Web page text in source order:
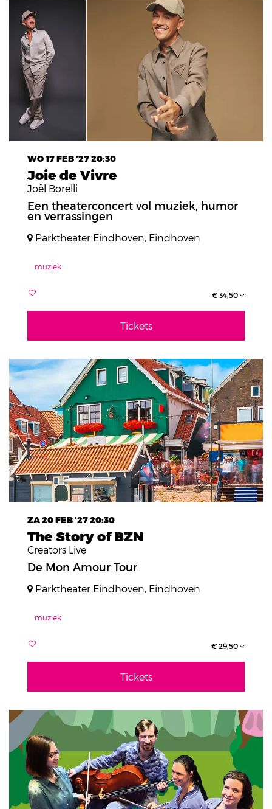
Joie de Vivre
Joël Borelli
WO 17 FEB ’2720:30
Een theaterconcert vol muziek, humor
en verrassingen
Parktheater Eindhoven, Eindhoven
muziek
€ 34,50
Tickets
The Story of BZN
Creators Live
ZA 20 FEB ’2720:30
De Mon Amour Tour
Parktheater Eindhoven, Eindhoven
muziek
€ 29,50
Tickets